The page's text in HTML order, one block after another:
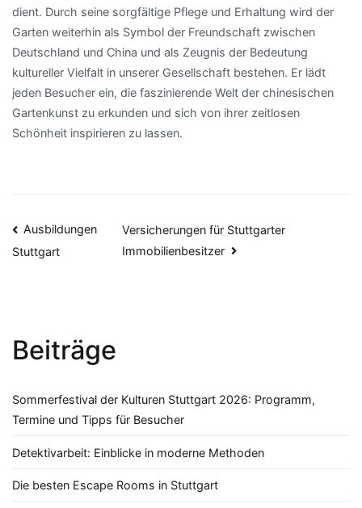
dient. Durch seine sorgfältige Pflege und Erhaltung wird der
Garten weiterhin als Symbol der Freundschaft zwischen
Deutschland und China und als Zeugnis der Bedeutung
kultureller Vielfalt in unserer Gesellschaft bestehen. Er lädt
jeden Besucher ein, die faszinierende Welt der chinesischen
Gartenkunst zu erkunden und sich von ihrer zeitlosen
Schönheit inspirieren zu lassen.
Beitragsnavigation
Ausbildungen
Stuttgart
Versicherungen für Stuttgarter
Immobilienbesitzer
Beiträge
Sommerfestival der Kulturen Stuttgart 2026: Programm,
Termine und Tipps für Besucher
Detektivarbeit: Einblicke in moderne Methoden
Die besten Escape Rooms in Stuttgart